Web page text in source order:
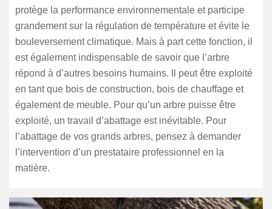
protège la performance environnementale et participe
grandement sur la régulation de température et évite le
bouleversement climatique. Mais à part cette fonction, il
est également indispensable de savoir que l’arbre
répond à d’autres besoins humains. Il peut être exploité
en tant que bois de construction, bois de chauffage et
également de meuble. Pour qu’un arbre puisse être
exploité, un travail d’abattage est inévitable. Pour
l’abattage de vos grands arbres, pensez à demander
l’intervention d’un prestataire professionnel en la
matière.